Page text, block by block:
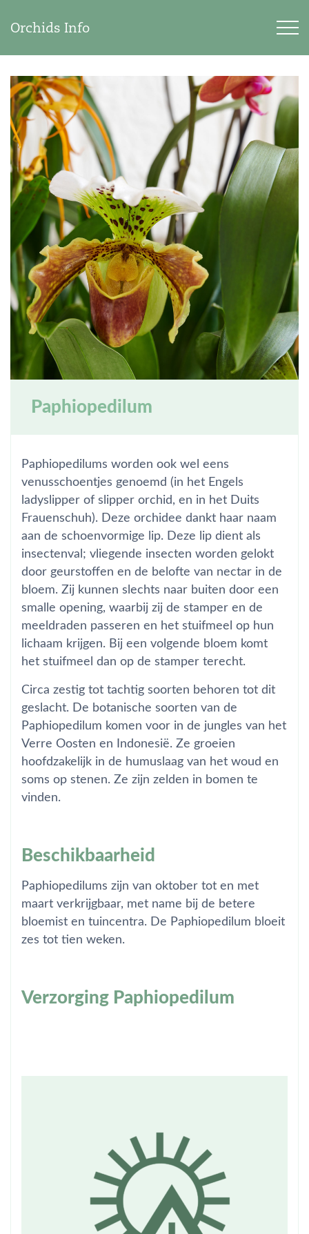
Orchids Info
Paphiopedilum
Paphiopedilums worden ook wel eens
venusschoentjes genoemd (in het Engels
ladyslipper of slipper orchid, en in het Duits
Frauenschuh). Deze orchidee dankt haar naam
aan de schoenvormige lip. Deze lip dient als
insectenval; vliegende insecten worden gelokt
door geurstoffen en de belofte van nectar in de
bloem. Zij kunnen slechts naar buiten door een
smalle opening, waarbij zij de stamper en de
meeldraden passeren en het stuifmeel op hun
lichaam krijgen. Bij een volgende bloem komt
het stuifmeel dan op de stamper terecht.
Circa zestig tot tachtig soorten behoren tot dit
geslacht. De botanische soorten van de
Paphiopedilum komen voor in de jungles van het
Verre Oosten en Indonesië. Ze groeien
hoofdzakelijk in de humuslaag van het woud en
soms op stenen. Ze zijn zelden in bomen te
vinden.
Beschikbaarheid
Paphiopedilums zijn van oktober tot en met
maart verkrijgbaar, met name bij de betere
bloemist en tuincentra. De Paphiopedilum bloeit
zes tot tien weken.
Verzorging Paphiopedilum